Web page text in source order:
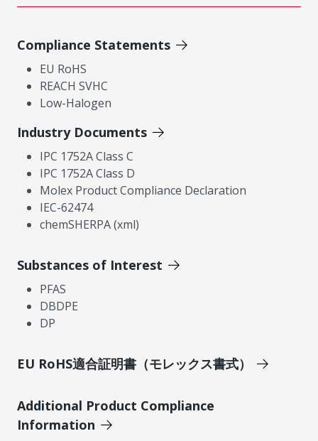
Compliance Statements
EU RoHS
REACH SVHC
Low-Halogen
Industry Documents
IPC 1752A Class C
IPC 1752A Class D
Molex Product Compliance Declaration
IEC-62474
chemSHERPA (xml)
Substances of Interest
PFAS
DBDPE
DP
EU RoHS適合証明書（モレックス書式）
Additional Product Compliance
Information